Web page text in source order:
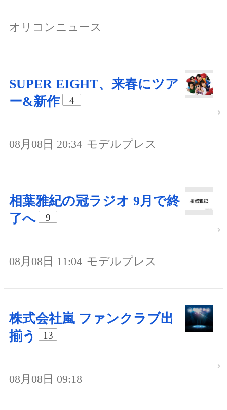
オリコンニュース
SUPER EIGHT、来春にツア
ー&新作
4
08月08日 20:34 モデルプレス
相葉雅紀の冠ラジオ 9月で終
了へ
9
08月08日 11:04 モデルプレス
株式会社嵐 ファンクラブ出
揃う
13
08月08日 09:18